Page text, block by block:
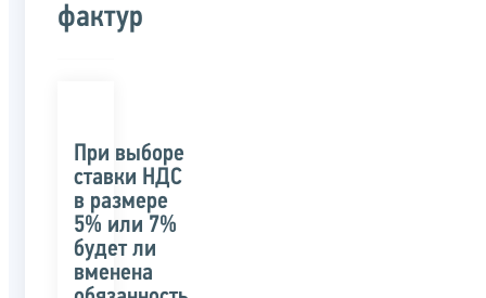
фактур
При выборе
ставки НДС
в размере
5% или 7%
будет ли
вменена